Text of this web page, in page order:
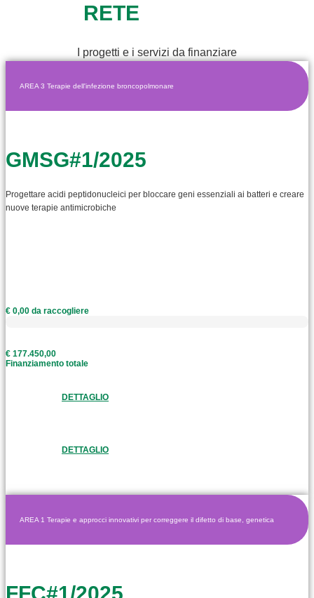
RETE
I progetti e i servizi da finanziare
AREA 3 Terapie dell'infezione broncopolmonare
GMSG#1/2025
Progettare acidi peptidonucleici per bloccare geni essenziali ai batteri e creare
nuove terapie antimicrobiche
€ 0,00 da raccogliere
€ 177.450,00
Finanziamento totale
DETTAGLIO
DETTAGLIO
AREA 1 Terapie e approcci innovativi per correggere il difetto di base, genetica
FFC#1/2025